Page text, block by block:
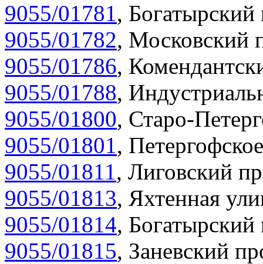
9055/01781, Богатырский
9055/01782, Московский
9055/01786,
9055/01788,
9055/01800, Старо-
9055/01801,
9055/01811, Лиговский
9055/01813, Яхтенная
9055/01814, Богатырский
9055/01815, Заневский